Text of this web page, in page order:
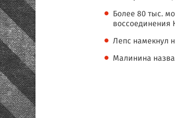
Более 80 тыс.
Лепс намекнул
Малинина